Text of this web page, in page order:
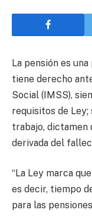
La pensión es
tiene derecho
Social (IMSS),
requisitos de
trabajo, dictamen
derivada del
“La Ley marca
es decir, tiempo
para las